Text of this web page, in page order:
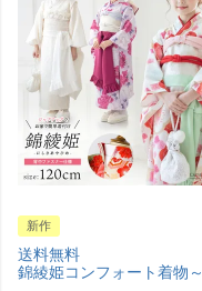
新作
送料無料
錦綾姫コンフォート着物～ジップアップで簡単着付け～ 3点セット オールインワン 後ろファスナー ワンピース型着物 簡単着付け 卒園式 七五三 和装 7歳 女児 TAK